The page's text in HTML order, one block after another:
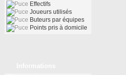
Effectifs
Joueurs utilisés
Buteurs par équipes
Points pris à domicile